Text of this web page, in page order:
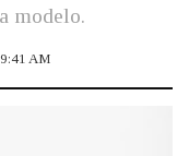
modelo.
AM